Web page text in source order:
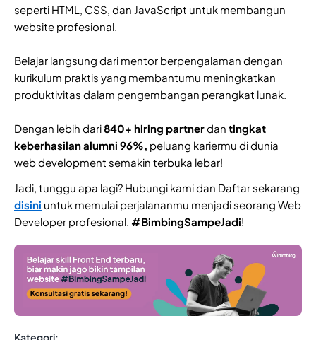
seperti HTML, CSS, dan JavaScript untuk membangun
website profesional.
Belajar langsung dari mentor berpengalaman dengan
kurikulum praktis yang membantumu meningkatkan
produktivitas dalam pengembangan perangkat lunak.
Dengan lebih dari840+ hiring partnerdan tingkat
keberhasilan alumni 96%, peluang kariermu di dunia
web development semakin terbuka lebar!
Jadi, tunggu apa lagi? Hubungi kami dan Daftar sekarang
disini untuk memulai perjalananmu menjadi seorang Web
Developer profesional. #BimbingSampeJadi!
Kategori: